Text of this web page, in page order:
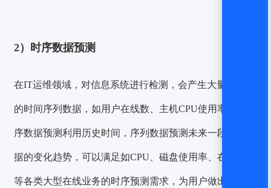
2）时序数据预测
在IT运维领域，对信息系统进行检测，会产生大量多类型
的时间序列数据，如用户在线数、主机CPU使用率等。
序数据预测利用历史时间，序列数据预测未来一段时间数
据的变化趋势，可以满足如CPU、磁盘使用率、在线人数
等各类大型在线业务的时序预测需求，为用户做出重要决